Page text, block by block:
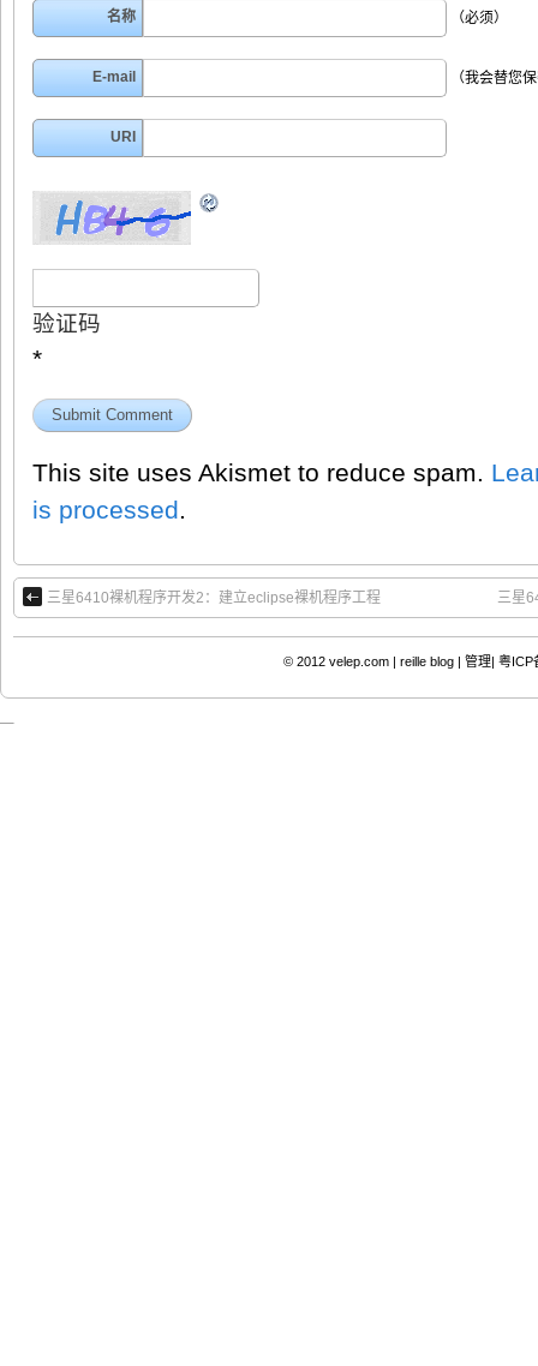
名称 （必须）
E-mail （我会替您
URI
验证码
*
This site uses Akismet to reduce spam.
is processed.
三星6410裸机程序开发2：建立eclipse裸机程序工程 三星
© 2012 velep.com | reille blog| 管理| 粤ICP